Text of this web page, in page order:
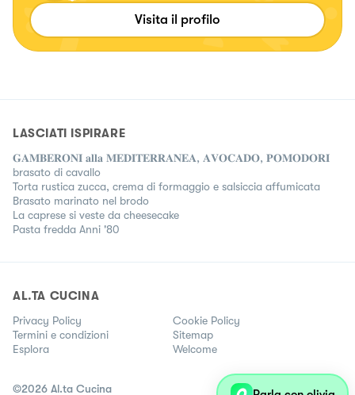
Visita il profilo
LASCIATI ISPIRARE
𝐆𝐀𝐌𝐁𝐄𝐑𝐎𝐍𝐈 𝐚𝐥𝐥𝐚 𝐌𝐄𝐃𝐈𝐓𝐄𝐑𝐑𝐀𝐍𝐄𝐀, 𝐀𝐕𝐎𝐂𝐀𝐃𝐎, 𝐏𝐎𝐌𝐎𝐃𝐎𝐑𝐈
brasato di cavallo
Torta rustica zucca, crema di formaggio e salsiccia affumicata
Brasato marinato nel brodo
La caprese si veste da cheesecake
Pasta fredda Anni '80
AL.TA CUCINA
Privacy Policy
Cookie Policy
Termini e condizioni
Sitemap
Esplora
Welcome
©2026 Al.ta Cucina